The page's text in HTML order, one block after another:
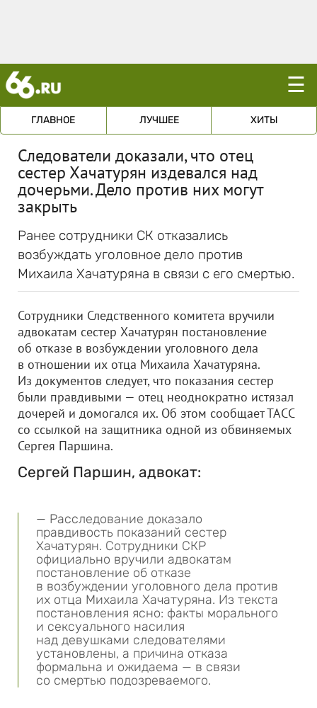
☰
ГЛАВНОЕ ЛУЧШЕЕ ХИТЫ
Следователи доказали, что отец
сестер Хачатурян издевался над
дочерьми. Дело против них могут
закрыть
Ранее сотрудники СК отказались
возбуждать уголовное дело против
Михаила Хачатуряна в связи с его смертью.
Сотрудники Следственного комитета вручили
адвокатам сестер Хачатурян постановление
об отказе в возбуждении уголовного дела
в отношении их отца Михаила Хачатуряна.
Из документов следует, что показания сестер
были правдивыми — отец неоднократно истязал
дочерей и домогался их. Об этом сообщает ТАСС
со ссылкой на защитника одной из обвиняемых
Сергея Паршина.
Сергей Паршин, адвокат:
— Расследование доказало
правдивость показаний сестер
Хачатурян. Сотрудники СКР
официально вручили адвокатам
постановление об отказе
в возбуждении уголовного дела против
их отца Михаила Хачатуряна. Из текста
постановления ясно: факты морального
и сексуального насилия
над девушками следователями
установлены, а причина отказа
формальна и ожидаема — в связи
со смертью подозреваемого.